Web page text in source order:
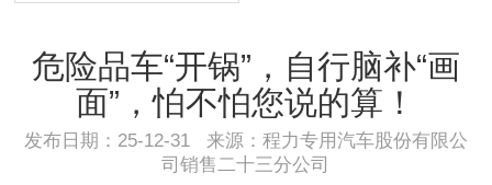
危险品车“开锅”，自行脑补“画
面”，怕不怕您说的算！
发布日期：25-12-31 来源：程力专用汽车股份有限公
司销售二十三分公司